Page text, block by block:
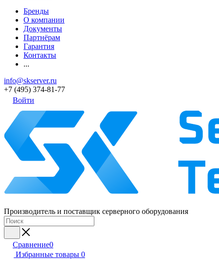
Бренды
О компании
Документы
Партнёрам
Гарантия
Контакты
...
info@skserver.ru
+7 (495) 374-81-77
Войти
Производитель и поставщик серверного оборудования
Сравнение0
Избранные товары 0